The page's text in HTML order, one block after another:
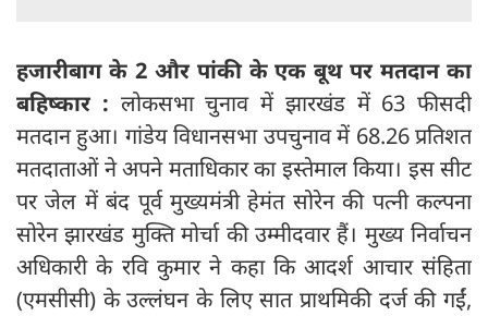
हजारीबाग के 2 और पांकी के एक बूथ पर मतदान का
बहिष्कार : लोकसभा चुनाव में झारखंड में 63 फीसदी
मतदान हुआ। गांडेय विधानसभा उपचुनाव में 68.26 प्रतिशत
मतदाताओं ने अपने मताधिकार का इस्तेमाल किया। इस सीट
पर जेल में बंद पूर्व मुख्यमंत्री हेमंत सोरेन की पत्नी कल्पना
सोरेन झारखंड मुक्ति मोर्चा की उम्मीदवार हैं। मुख्य निर्वाचन
अधिकारी के रवि कुमार ने कहा कि आदर्श आचार संहिता
(एमसीसी) के उल्लंघन के लिए सात प्राथमिकी दर्ज की गईं,